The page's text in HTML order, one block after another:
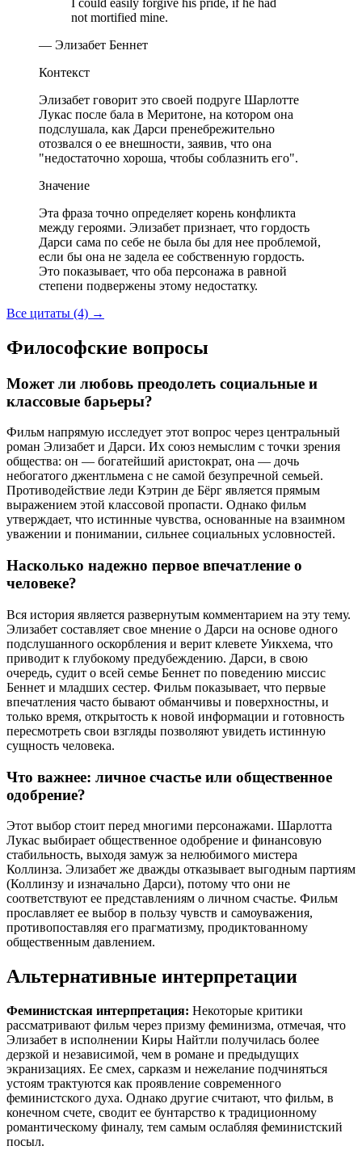
not mortified mine.
— Элизабет Беннет
Контекст
Элизабет говорит это своей подруге Шарлотте
Лукас после бала в Меритоне, на котором она
подслушала, как Дарси пренебрежительно
отозвался о ее внешности, заявив, что она
"недостаточно хороша, чтобы соблазнить его".
Значение
Эта фраза точно определяет корень конфликта
между героями. Элизабет признает, что гордость
Дарси сама по себе не была бы для нее проблемой,
если бы она не задела ее собственную гордость.
Это показывает, что оба персонажа в равной
степени подвержены этому недостатку.
Все цитаты (4) →
Философские вопросы
Может ли любовь преодолеть социальные и
классовые барьеры?
Фильм напрямую исследует этот вопрос через центральный
роман Элизабет и Дарси. Их союз немыслим с точки зрения
общества: он — богатейший аристократ, она — дочь
небогатого джентльмена с не самой безупречной семьей.
Противодействие леди Кэтрин де Бёрг является прямым
выражением этой классовой пропасти. Однако фильм
утверждает, что истинные чувства, основанные на взаимном
уважении и понимании, сильнее социальных условностей.
Насколько надежно первое впечатление о
человеке?
Вся история является развернутым комментарием на эту тему.
Элизабет составляет свое мнение о Дарси на основе одного
подслушанного оскорбления и верит клевете Уикхема, что
приводит к глубокому предубеждению. Дарси, в свою
очередь, судит о всей семье Беннет по поведению миссис
Беннет и младших сестер. Фильм показывает, что первые
впечатления часто бывают обманчивы и поверхностны, и
только время, открытость к новой информации и готовность
пересмотреть свои взгляды позволяют увидеть истинную
сущность человека.
Что важнее: личное счастье или общественное
одобрение?
Этот выбор стоит перед многими персонажами. Шарлотта
Лукас выбирает общественное одобрение и финансовую
стабильность, выходя замуж за нелюбимого мистера
Коллинза. Элизабет же дважды отказывает выгодным партиям
(Коллинзу и изначально Дарси), потому что они не
соответствуют ее представлениям о личном счастье. Фильм
прославляет ее выбор в пользу чувств и самоуважения,
противопоставляя его прагматизму, продиктованному
общественным давлением.
Альтернативные интерпретации
Феминистская интерпретация: Некоторые критики
рассматривают фильм через призму феминизма, отмечая, что
Элизабет в исполнении Киры Найтли получилась более
дерзкой и независимой, чем в романе и предыдущих
экранизациях. Ее смех, сарказм и нежелание подчиняться
устоям трактуются как проявление современного
феминистского духа. Однако другие считают, что фильм, в
конечном счете, сводит ее бунтарство к традиционному
романтическому финалу, тем самым ослабляя феминистский
посыл.